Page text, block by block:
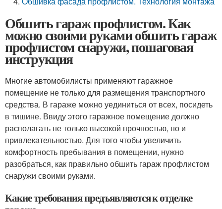
Обшить гараж профлистом. Как
можно своими руками обшить гараж
профлистом снаружи, пошаговая
инструкция
Многие автомобилисты применяют гаражное
помещение не только для размещения транспортного
средства. В гараже можно уединиться от всех, посидеть
в тишине. Ввиду этого гаражное помещение должно
располагать не только высокой прочностью, но и
привлекательностью. Для того чтобы увеличить
комфортность пребывания в помещении, нужно
разобраться, как правильно обшить гараж профлистом
снаружи своими руками.
Какие требования предъявляются к отделке